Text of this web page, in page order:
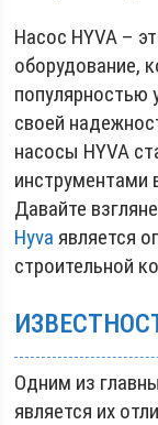
Насос HYVA –
оборудование,
популярностью
своей
насосы HYVA
инструментами
Давайте
Hyva является
строительной
Одним из
является их